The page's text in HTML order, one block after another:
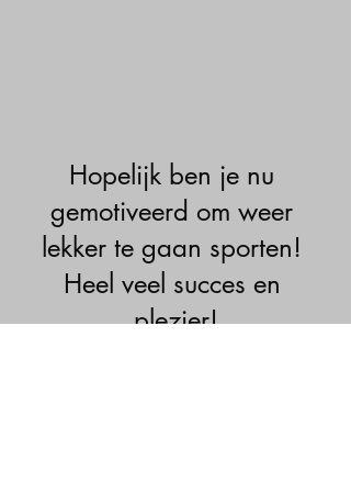
Hopelijk ben je nu
gemotiveerd om weer
lekker te gaan sporten!
Heel veel succes en
plezier!